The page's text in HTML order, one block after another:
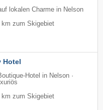
lokalen Charme in Nelson
km zum Skigebiet
Hotel
Hotel in Nelson ·
km zum Skigebiet